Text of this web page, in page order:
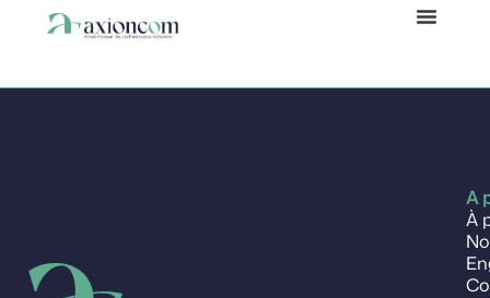
Panneau de gestion des cookies
Thaïs
A
À